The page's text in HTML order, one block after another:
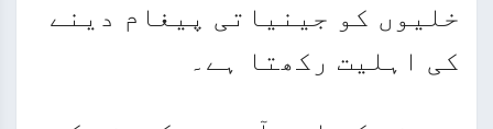
خلیوں کو جینیاتی پیغام دینے
کی اہلیت رکھتا ہے۔